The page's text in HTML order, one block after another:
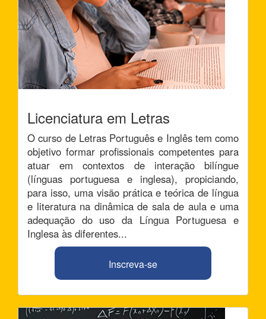
Licenciatura em Letras
O curso de Letras Português e Inglês tem como
objetivo formar profissionais competentes para
atuar em contextos de interação bilíngue
(línguas portuguesa e inglesa), propiciando,
para isso, uma visão prática e teórica de língua
e literatura na dinâmica de sala de aula e uma
adequação do uso da Língua Portuguesa e
Inglesa às diferentes...
Inscreva-se